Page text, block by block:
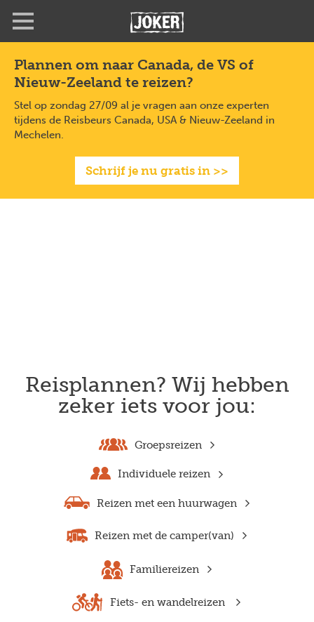
inhoud
gaan
Plannen om naar Canada, de VS of
Nieuw-Zeeland te reizen?
Stel op zondag 27/09 al je vragen aan onze experten
tijdens de Reisbeurs Canada, USA & Nieuw-Zeeland in
Mechelen.
Schrijf je nu gratis in >>
Reisplannen? Wij hebben
zeker iets voor jou:
Groepsreizen
Individuele reizen
Reizen met een huurwagen
Reizen met de camper(van)
Familiereizen
Fiets- en wandelreizen